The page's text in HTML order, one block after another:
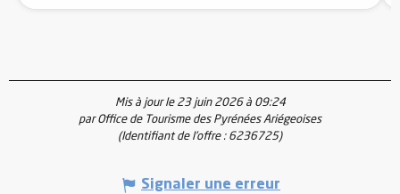
Mis à jour le 23 juin 2026 à 09:24
par Office de Tourisme des Pyrénées Ariégeoises
(Identifiant de l'offre : 6236725)
Signaler une erreur